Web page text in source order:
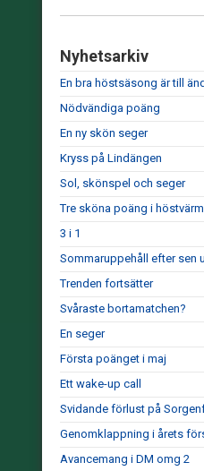
Nyhetsarkiv
En bra höstsäsong är till
Nödvändiga poäng
En ny skön seger
Kryss på Lindängen
Sol, skönspel och seger
Tre sköna poäng i
3 i 1
Sommaruppehåll efter sen
Trenden fortsätter
Svåraste bortamatchen?
En seger
Första poänget i maj
Ett wake-up call
Svidande förlust på
Genomklappning i årets
Avancemang i DM omg 2